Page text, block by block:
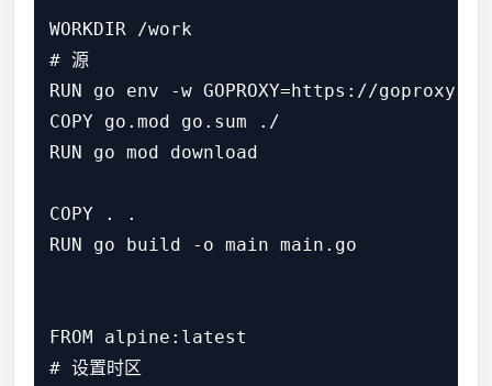
WORKDIR /work
# 源
RUN go env -w GOPROXY=https://
COPY go.mod go.sum ./
RUN go mod download
COPY . .
RUN go build -o main main.go
FROM alpine:latest
# 设置时区